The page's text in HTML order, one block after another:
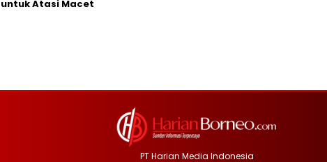
untuk Atasi Macet
PT Harian Media Indonesia